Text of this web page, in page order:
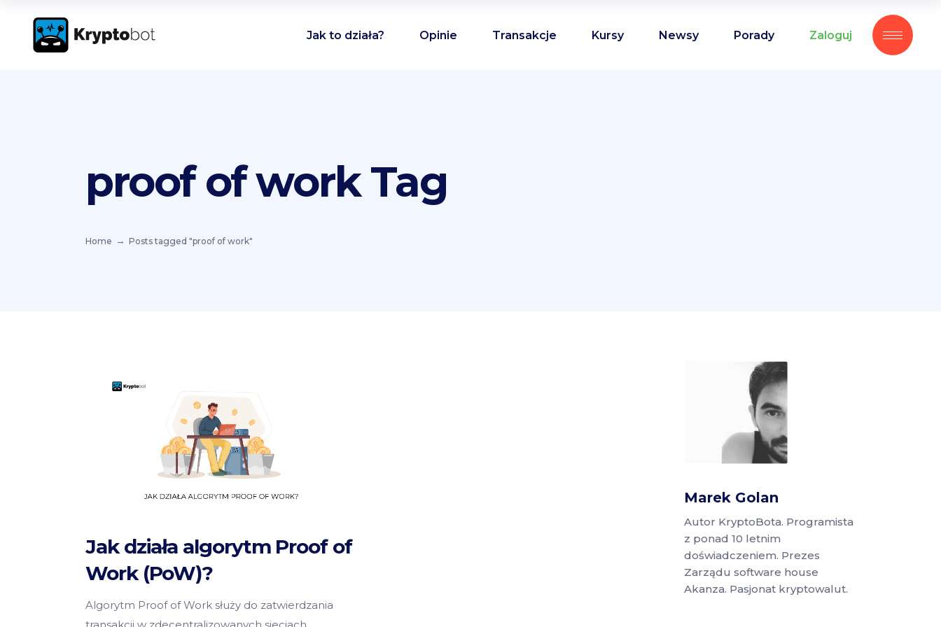
Jak to działa? Opinie Transakcje Kursy Newsy Porady Zaloguj
proof of work Tag
Home Posts tagged "proof of work"
Jak działa algorytm Proof of
Work (PoW)?
Algorytm Proof of Work służy do zatwierdzania
Marek Golan
Autor KryptoBota. Programista
z ponad 10 letnim
doświadczeniem. Prezes
Zarządu software house
Akanza. Pasjonat kryptowalut.